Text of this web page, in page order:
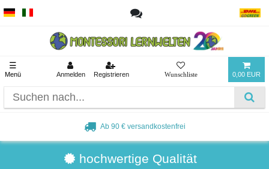
☰
Menü Anmelden Registrieren 0,00 EUR
Ab 90 € versandkostenfrei
hochwertige Qualität